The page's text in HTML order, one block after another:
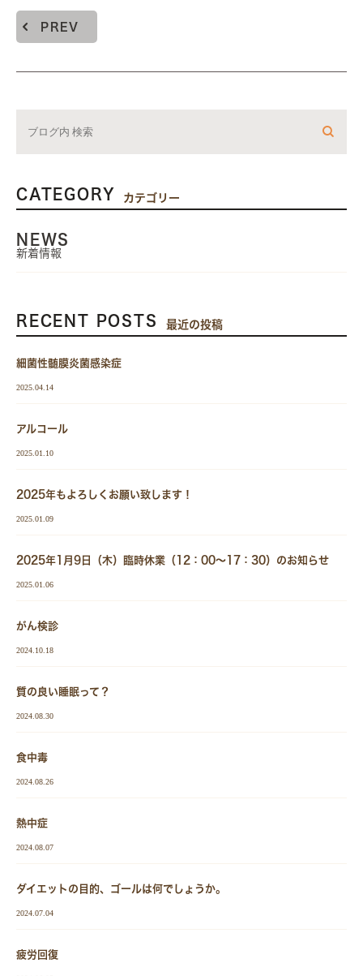
PREV
CATEGORY カテゴリー
NEWS
新着情報
RECENT POSTS 最近の投稿
細菌性髄膜炎菌感染症
2025.04.14
アルコール
2025.01.10
2025年もよろしくお願い致します！
2025.01.09
2025年1月9日（木）臨時休業（12：00～17：30）のお知らせ
2025.01.06
がん検診
2024.10.18
質の良い睡眠って？
2024.08.30
食中毒
2024.08.26
熱中症
2024.08.07
ダイエットの目的、ゴールは何でしょうか。
2024.07.04
疲労回復